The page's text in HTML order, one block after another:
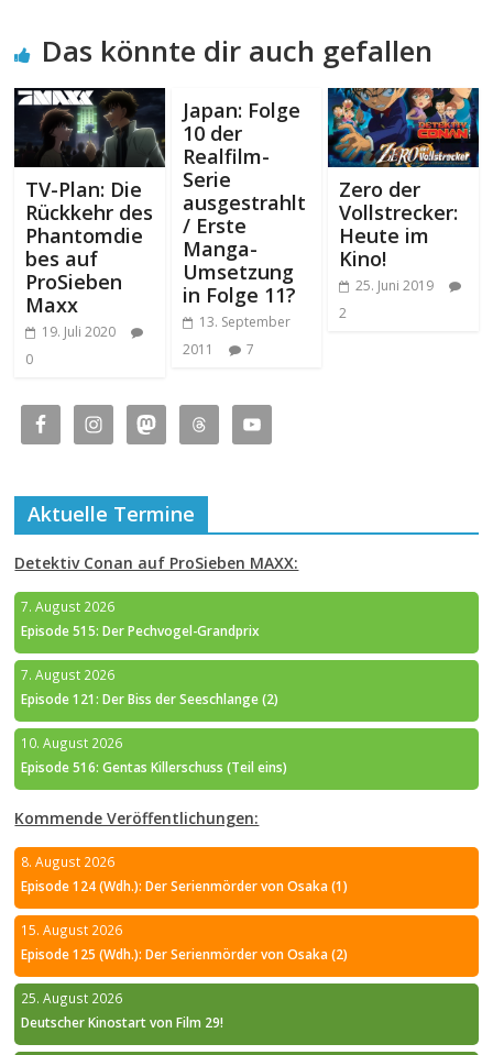
Das könnte dir auch gefallen
TV-Plan: Die
Rückkehr des
Phantomdie
bes auf
ProSieben
Maxx
19. Juli 2020
0
Japan: Folge
10 der
Realfilm-
Serie
ausgestrahlt
/ Erste
Manga-
Umsetzung
in Folge 11?
13. September
2011
7
Zero der
Vollstrecker:
Heute im
Kino!
25. Juni 2019
2
Aktuelle Termine
Detektiv Conan auf ProSieben MAXX:
7. August 2026
Episode 515: Der Pechvogel-Grandprix
7. August 2026
Episode 121: Der Biss der Seeschlange (2)
10. August 2026
Episode 516: Gentas Killerschuss (Teil eins)
Kommende Veröffentlichungen:
8. August 2026
Episode 124 (Wdh.): Der Serienmörder von Osaka (1)
15. August 2026
Episode 125 (Wdh.): Der Serienmörder von Osaka (2)
25. August 2026
Deutscher Kinostart von Film 29!